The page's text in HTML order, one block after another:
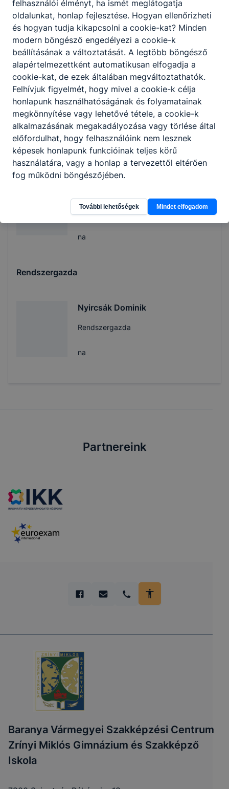
Molnár Lászlóné
munkaügyi előadó
na
Wetzl Csaba
Istvánné
kincstárnok
na
Zomboriné Nagy
iskolatitkár
na
Rendszergazda
Nyircsák Dominik
Rendszergazda
na
Partnereink
Baranya Vármegyei Szakképzési Centrum
Zrínyi Miklós Gimnázium és Szakképző
Iskola
felhasználói élményt, ha ismét meglátogatja
oldalunkat, honlap fejlesztése. Hogyan ellenőrizheti
és hogyan tudja kikapcsolni a cookie-kat? Minden
modern böngésző engedélyezi a cookie-k
beállításának a változtatását. A legtöbb böngésző
alapértelmezettként automatikusan elfogadja a
cookie-kat, de ezek általában megváltoztathatók.
Felhívjuk figyelmét, hogy mivel a cookie-k célja
honlapunk használhatóságának és folyamatainak
megkönnyítése vagy lehetővé tétele, a cookie-k
alkalmazásának megakadályozása vagy törlése által
előfordulhat, hogy felhasználóink nem lesznek
képesek honlapunk funkcióinak teljes körű
használatára, vagy a honlap a tervezettől eltérően
fog működni böngészőjében.
További lehetőségek Mindet elfogadom